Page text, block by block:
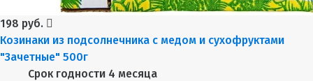
198 руб.
Козинаки из подсолнечника с медом и сухофруктами
"Зачетные" 500г
Срок годности 4 месяца